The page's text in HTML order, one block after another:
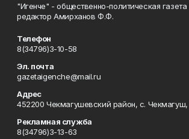
"Игенче" - общественно-политическая
редактор Амирханов Ф.Ф.
Телефон
8(34796)3-10-58
Эл. почта
gazetaigenche@mail.ru
Адрес
452200 Чекмагушевский район, с. Чекмагуш,
Рекламная служба
8(34796)3-13-63